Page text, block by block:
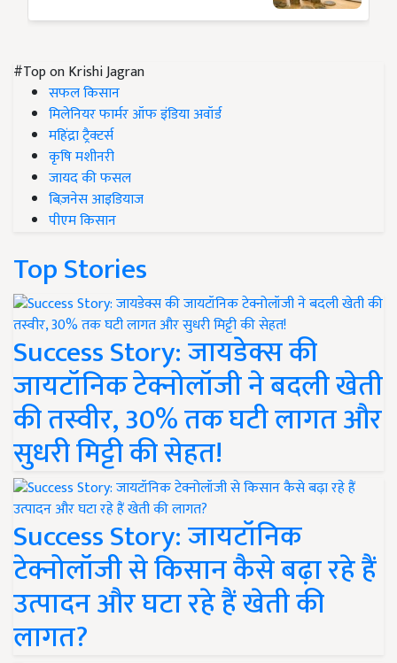
#Top on Krishi Jagran
सफल किसान
मिलेनियर फार्मर ऑफ इंडिया अवॉर्ड
महिंद्रा ट्रैक्टर्स
कृषि मशीनरी
जायद की फसल
बिज़नेस आइडियाज
पीएम किसान
Top Stories
Success Story: जायडेक्स की
जायटॉनिक टेक्नोलॉजी ने बदली खेती
की तस्वीर, 30% तक घटी लागत और
सुधरी मिट्टी की सेहत!
Success Story: जायटॉनिक
टेक्नोलॉजी से किसान कैसे बढ़ा रहे हैं
उत्पादन और घटा रहे हैं खेती की
लागत?